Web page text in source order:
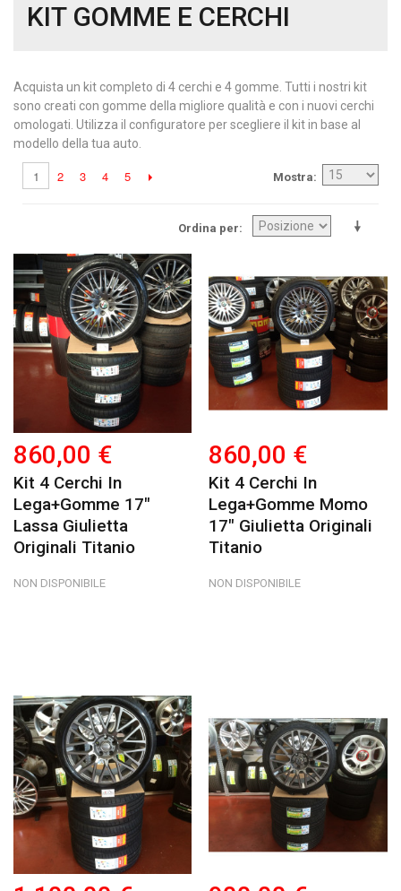
KIT GOMME E CERCHI
Acquista un kit completo di 4 cerchi e 4 gomme. Tutti i nostri kit
sono creati con gomme della migliore qualità e con i nuovi cerchi
omologati. Utilizza il configuratore per scegliere il kit in base al
modello della tua auto.
Mostra
1 2 3 4 5
Ordina per
860,00 €
Kit 4 Cerchi In
Lega+gomme 17"
Lassa Giulietta
Originali Titanio
NON DISPONIBILE
860,00 €
Kit 4 Cerchi In
Lega+gomme Momo
17" Giulietta Originali
Titanio
NON DISPONIBILE